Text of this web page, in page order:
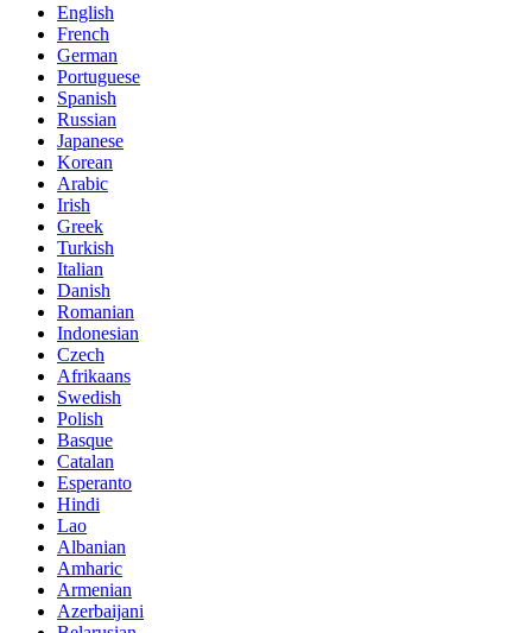
English
French
German
Portuguese
Spanish
Russian
Japanese
Korean
Arabic
Irish
Greek
Turkish
Italian
Danish
Romanian
Indonesian
Czech
Afrikaans
Swedish
Polish
Basque
Catalan
Esperanto
Hindi
Lao
Albanian
Amharic
Armenian
Azerbaijani